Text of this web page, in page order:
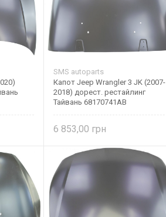
SMS autoparts
Капот Jeep Wrangler 3 JK (2007-
2018) дорест. рестайлинг
Тайвань 68170741AB
6 853,00